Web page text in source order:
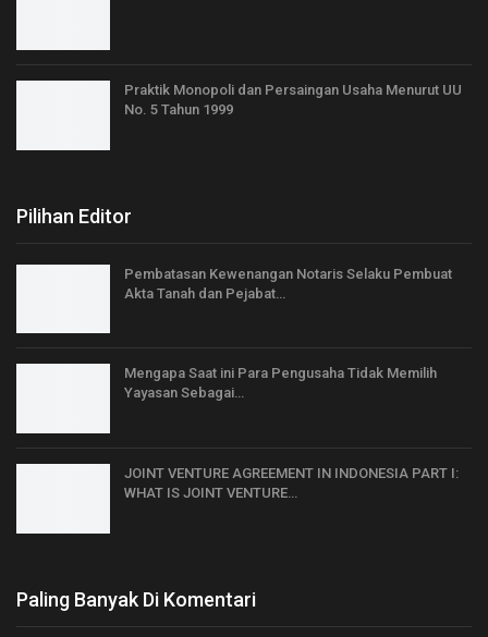
Praktik Monopoli dan Persaingan Usaha Menurut UU
No. 5 Tahun 1999
Pilihan Editor
Pembatasan Kewenangan Notaris Selaku Pembuat
Akta Tanah dan Pejabat…
Mengapa Saat ini Para Pengusaha Tidak Memilih
Yayasan Sebagai…
JOINT VENTURE AGREEMENT IN INDONESIA PART I:
WHAT IS JOINT VENTURE…
Paling Banyak Di Komentari